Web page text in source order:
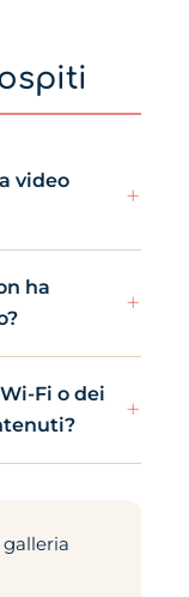
video
+
ha
+
Fi o dei
+